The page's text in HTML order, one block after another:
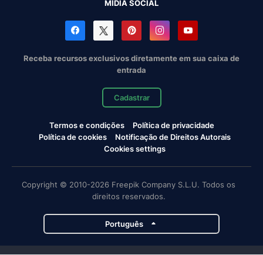
MÍDIA SOCIAL
Receba recursos exclusivos diretamente em sua caixa de
entrada
Cadastrar
Termos e condições
Política de privacidade
Política de cookies
Notificação de Direitos Autorais
Cookies settings
Copyright © 2010-2026 Freepik Company S.L.U. Todos os
direitos reservados.
Português